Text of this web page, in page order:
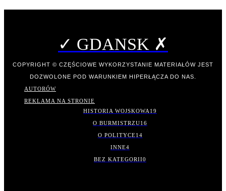
✓ GDANSK ✗
COPYRIGHT © CZĘŚCIOWE WYKORZYSTANIE MATERIAŁÓW JEST
DOZWOLONE POD WARUNKIEM HIPERŁĄCZA DO NAS.
AUTORÓW
REKLAMA NA STRONIE
HISTORIA WOJSKOWA 19
O BURMISTRZU16
O POLITYCE14
INNE4
BEZ KATEGORII0